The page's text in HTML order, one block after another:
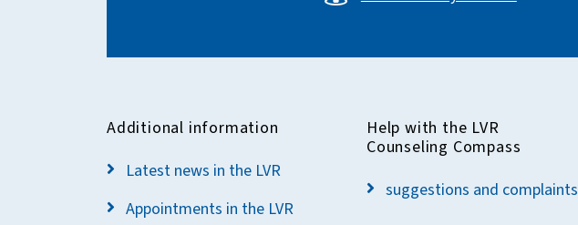
Additional information
Latest news in the LVR
Appointments in the LVR
Help with the LVR
Counseling Compass
suggestions and complaints